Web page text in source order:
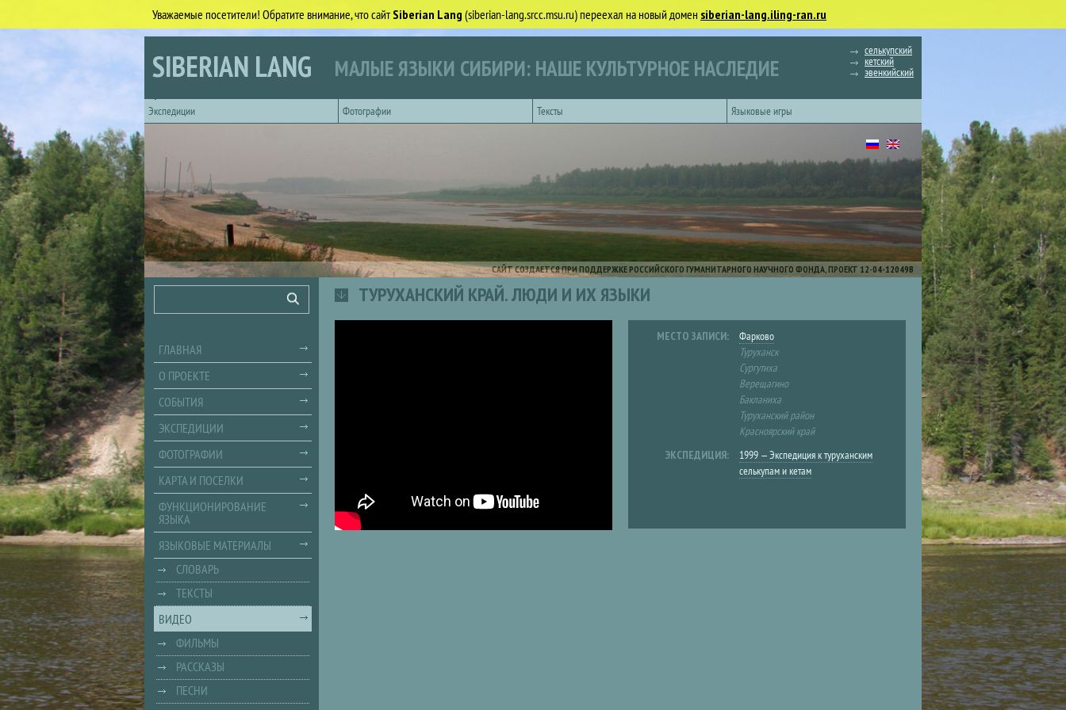
Уважаемые посетители! Обратите внимание, что сайтSiberian Lang (siberian-lang.srcc.msu.ru) переехал на новый домен siberian-lang.iling-ran.ru
SIBERIAN LANG МАЛЫЕ ЯЗЫКИ СИБИРИ: НАШЕ КУЛЬТУРНОЕ НАСЛЕДИЕ
селькупский
кетский
эвенкийский
Экспедиции
Фотографии Тексты Языковые игры
САЙТ СОЗДАЕТСЯ ПРИ ПОДДЕРЖКЕ РОССИЙСКОГО ГУМАНИТАРНОГО НАУЧНОГО ФОНДА, ПРОЕКТ 12-04-12049В
ТУРУХАНСКИЙ КРАЙ. ЛЮДИ И ИХ ЯЗЫКИ
МЕСТО ЗАПИСИ:
Фарково
Туруханск
Сургутиха
Верещагино
Бакланиха
Туруханский район
Красноярский край
ЭКСПЕДИЦИЯ:
1999 — Экспедиция к туруханским
селькупам и кетам
Поиск
ГЛАВНАЯ
О ПРОЕКТЕ
СОБЫТИЯ
ЭКСПЕДИЦИИ
ФОТОГРАФИИ
КАРТА И ПОСЕЛКИ
ФУНКЦИОНИРОВАНИЕ
ЯЗЫКА
ЯЗЫКОВЫЕ МАТЕРИАЛЫ
СЛОВАРЬ
ТЕКСТЫ
ВИДЕО
ФИЛЬМЫ
РАССКАЗЫ
ПЕСНИ